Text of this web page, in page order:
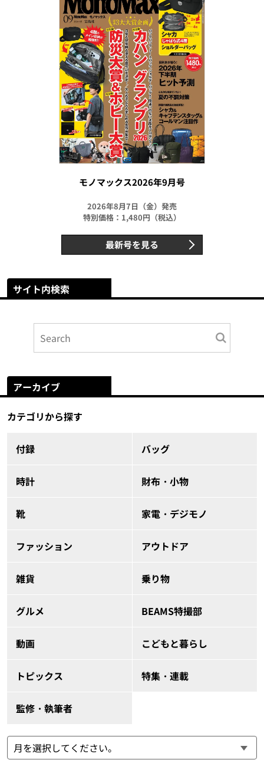
モノマックス2026年9月号
2026年8月7日（金）発売
特別価格：1,480円（税込）
最新号を見る
サイト内検索
アーカイブ
カテゴリから探す
付録 バッグ
時計 財布・小物
靴 家電・デジモノ
ファッション アウトドア
雑貨 乗り物
グルメ BEAMS特撮部
動画 こどもと暮らし
トピックス 特集・連載
監修・執筆者